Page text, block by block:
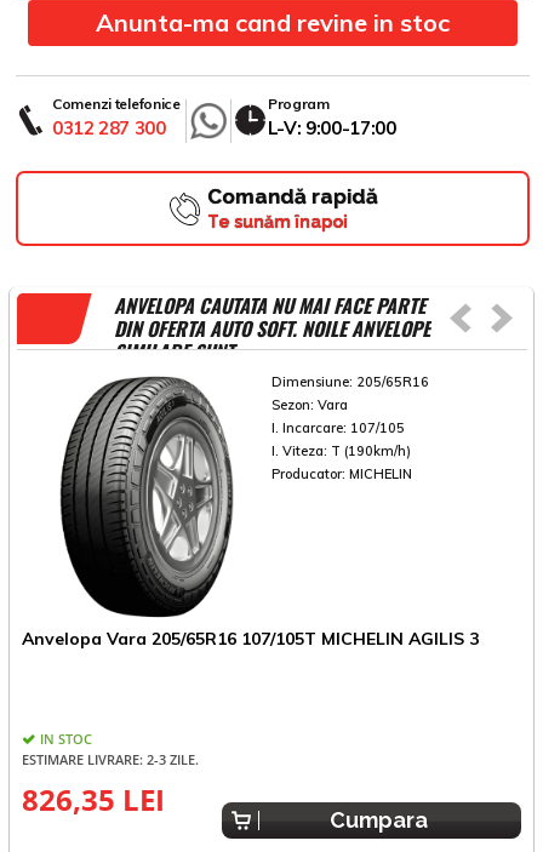
Anunta-ma cand revine in stoc
Comenzi telefonice
0312 287 300
Program
L-V: 9:00-17:00
Comandă rapidă
Te sunăm înapoi
ANVELOPA CAUTATA NU MAI FACE PARTE
DIN OFERTA AUTO SOFT. NOILE ANVELOPE
SIMILARE SUNT
Dimensiune: 205/65R16
Sezon: Vara
I. Incarcare: 107/105
I. Viteza: T (190km/h)
Producator: MICHELIN
Anvelopa Vara 205/65R16 107/105T MICHELIN AGILIS 3
IN STOC
ESTIMARE LIVRARE: 2-3 ZILE.
826,35 LEI
Cumpara